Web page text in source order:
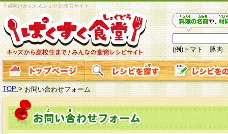
子供向けかんたんレシピの食育サイト
(例)トマト 豚肉
TOP > お問い合わせフォーム